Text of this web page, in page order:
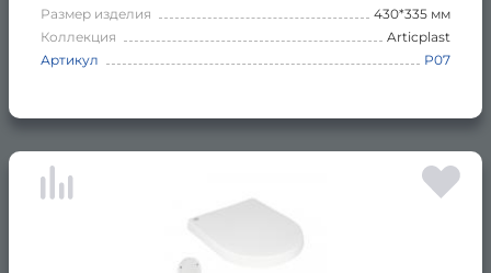
Размер изделия
430*335 мм
Коллекция
Articplast
Артикул
Р07